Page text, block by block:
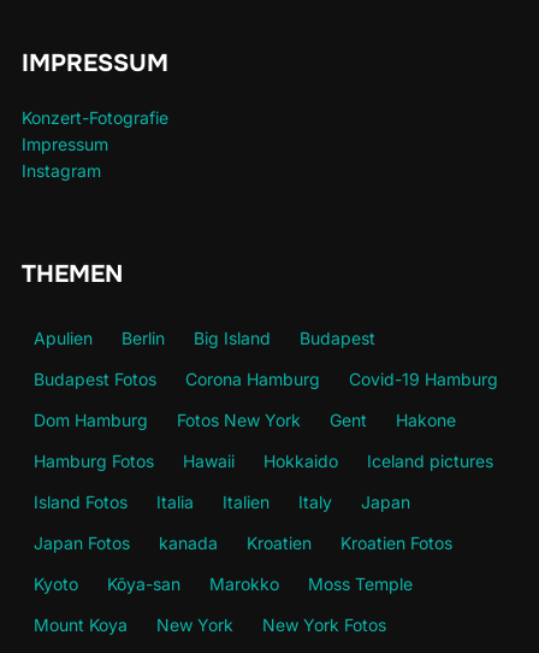
IMPRESSUM
Konzert-Fotografie
Impressum
Instagram
THEMEN
Apulien Berlin Big Island
Budapest
Budapest Fotos
Corona Hamburg
Covid-19 Hamburg
Dom Hamburg
Fotos New York Gent
Hakone
Hamburg Fotos
Hawaii Hokkaido
Iceland pictures
Island Fotos
Italia Italien Italy
Japan
Japan Fotos
kanada Kroatien
Kroatien Fotos
Kyoto
Kōya-san Marokko
Moss Temple
Mount Koya
New York New York Fotos